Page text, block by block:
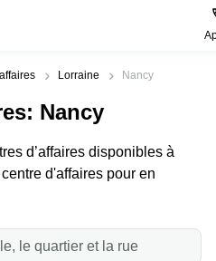
Lorraine Nancy
: Nancy
d’affaires disponibles à
d'affaires pour en